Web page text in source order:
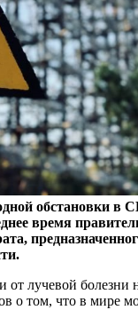
обстановки в
время
от лучевой
о том, что в мире